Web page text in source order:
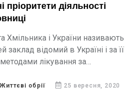
Хмільника і України називають
заклад відомий в Україні і за її
лікування за
медичного персоналу....
обрії 25 вересня, 2020